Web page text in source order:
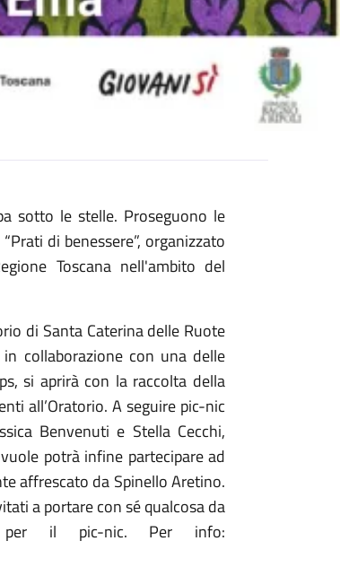
sotto le stelle. Proseguono le
di benessere”, organizzato
Toscana nell'ambito del
di Santa Caterina delle Ruote
collaborazione con una delle
si aprirà con la raccolta della
all’Oratorio. A seguire pic-nic
Benvenuti e Stella Cecchi,
potrà infine partecipare ad
affrescato da Spinello Aretino.
a portare con sé qualcosa da
il pic-nic. Per info: